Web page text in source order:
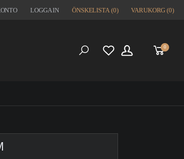
LOGGA IN ÖNSKELISTA (0) VARUKORG (0)
0